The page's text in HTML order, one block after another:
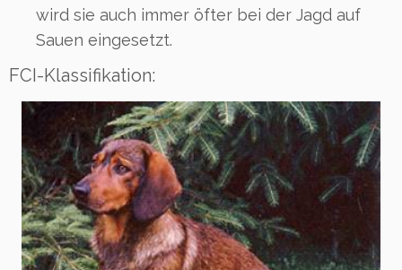
wird sie auch immer öfter bei der Jagd auf
Sauen eingesetzt.
FCI-Klassifikation: